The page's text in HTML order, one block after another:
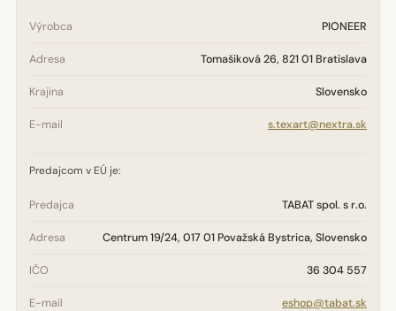
Výrobca PIONEER
Adresa Tomašiková 26, 821 01 Bratislava
Krajina Slovensko
E-mail s.texart@nextra.sk
Predajcom v EÚ je:
Predajca TABAT spol. s r.o.
Adresa Centrum 19/24, 017 01 Považská Bystrica, Slovensko
IČO 36 304 557
E-mail eshop@tabat.sk